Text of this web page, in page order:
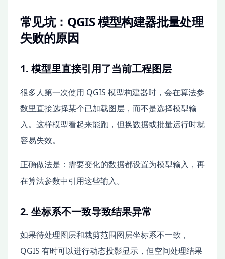
常见坑：QGIS 模型构建器批量处理
失败的原因
1. 模型里直接引用了当前工程图层
很多人第一次使用 QGIS 模型构建器时，会在算法参
数里直接选择某个已加载图层，而不是选择模型输
入。这样模型看起来能跑，但换数据或批量运行时就
容易失效。
正确做法是：需要变化的数据都设置为模型输入，再
在算法参数中引用这些输入。
2. 坐标系不一致导致结果异常
如果待处理图层和裁剪范围图层坐标系不一致，
QGIS 有时可以进行动态投影显示，但空间处理结果